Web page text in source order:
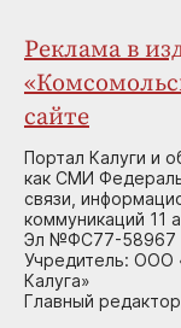
Реклама в
сайте
Портал Калуги и
как СМИ
связи,
коммуникаций 11
Эл №ФС77-58967
Учредитель: ООО
Калуга»
Главный